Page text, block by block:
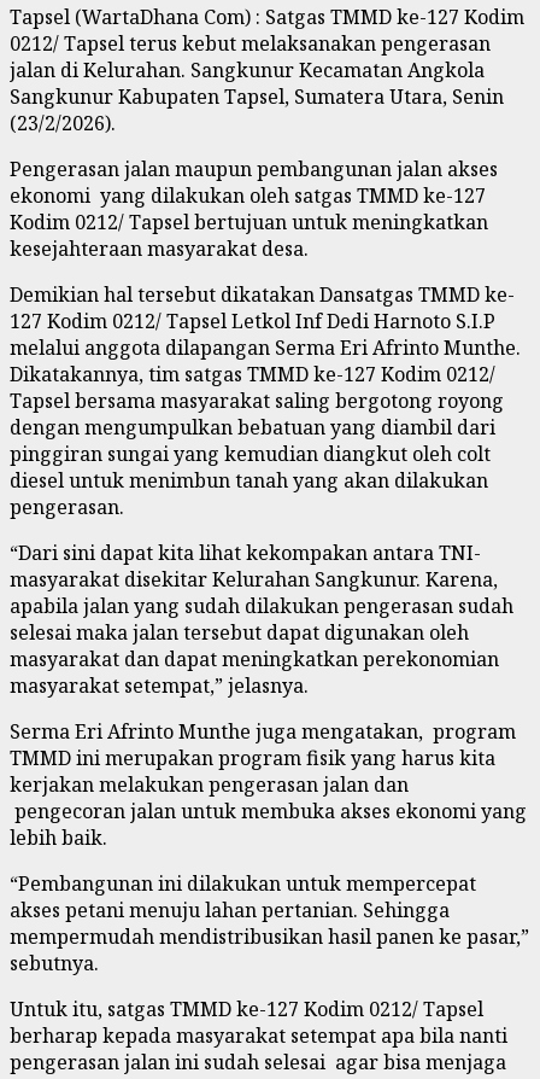
Tapsel (WartaDhana Com) : Satgas TMMD ke-127 Kodim
0212/ Tapsel terus kebut melaksanakan pengerasan
jalan di Kelurahan. Sangkunur Kecamatan Angkola
Sangkunur Kabupaten Tapsel, Sumatera Utara, Senin
(23/2/2026).
Pengerasan jalan maupun pembangunan jalan akses
ekonomi yang dilakukan oleh satgas TMMD ke-127
Kodim 0212/ Tapsel bertujuan untuk meningkatkan
kesejahteraan masyarakat desa.
Demikian hal tersebut dikatakan Dansatgas TMMD ke-
127 Kodim 0212/ Tapsel Letkol Inf Dedi Harnoto S.I.P
melalui anggota dilapangan Serma Eri Afrinto Munthe.
Dikatakannya, tim satgas TMMD ke-127 Kodim 0212/
Tapsel bersama masyarakat saling bergotong royong
dengan mengumpulkan bebatuan yang diambil dari
pinggiran sungai yang kemudian diangkut oleh colt
diesel untuk menimbun tanah yang akan dilakukan
pengerasan.
“Dari sini dapat kita lihat kekompakan antara TNI-
masyarakat disekitar Kelurahan Sangkunur. Karena,
apabila jalan yang sudah dilakukan pengerasan sudah
selesai maka jalan tersebut dapat digunakan oleh
masyarakat dan dapat meningkatkan perekonomian
masyarakat setempat,” jelasnya.
Serma Eri Afrinto Munthe juga mengatakan, program
TMMD ini merupakan program fisik yang harus kita
kerjakan melakukan pengerasan jalan dan
pengecoran jalan untuk membuka akses ekonomi yang
lebih baik.
“Pembangunan ini dilakukan untuk mempercepat
akses petani menuju lahan pertanian. Sehingga
mempermudah mendistribusikan hasil panen ke pasar,”
sebutnya.
Untuk itu, satgas TMMD ke-127 Kodim 0212/ Tapsel
berharap kepada masyarakat setempat apa bila nanti
pengerasan jalan ini sudah selesai agar bisa menjaga